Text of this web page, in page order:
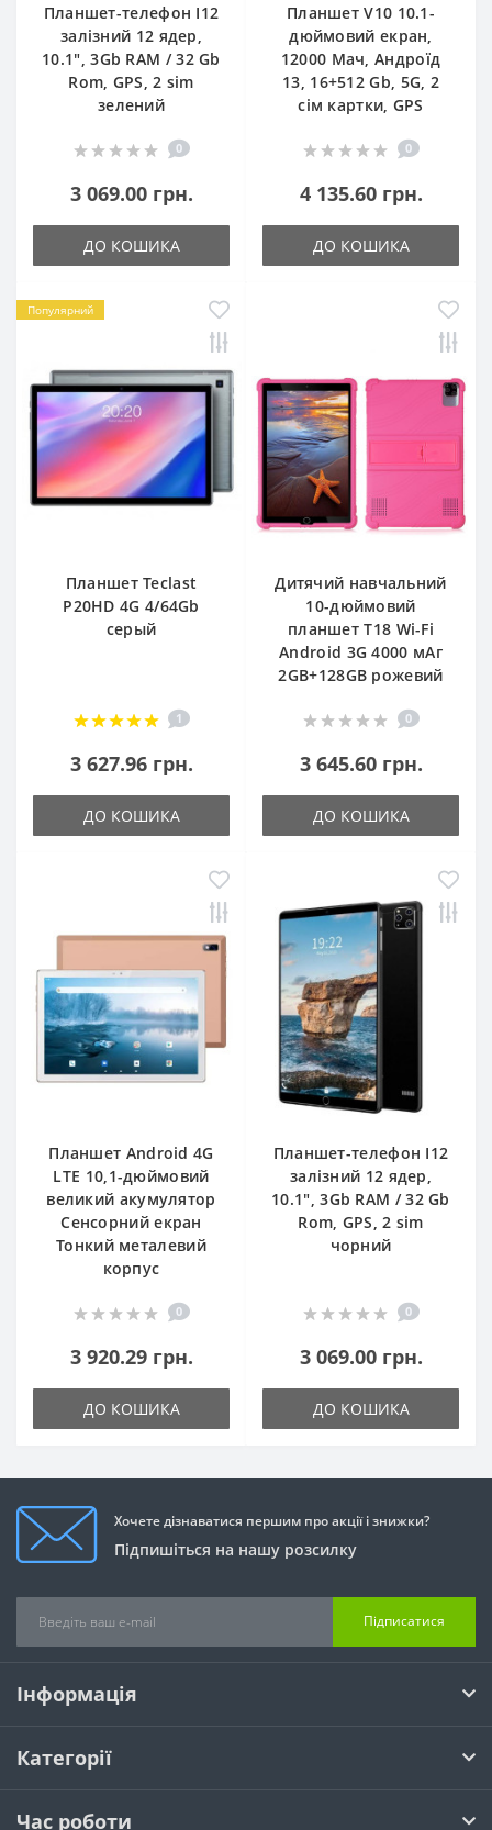
Планшет-телефон I12
залізний 12 ядер,
10.1", 3Gb RAM / 32 Gb
Rom, GPS, 2 sim
зелений
0
3 069.00 грн.
ДО КОШИКА
Планшет V10 10.1-
дюймовий екран,
12000 Мач, Андроїд
13, 16+512 Gb, 5G, 2
сім картки, GPS
0
4 135.60 грн.
ДО КОШИКА
Популярний
Планшет Teclast
P20HD 4G 4/64Gb
серый
1
3 627.96 грн.
ДО КОШИКА
Дитячий навчальний
10-дюймовий
планшет Т18 Wi-Fi
Android 3G 4000 мАг
2GB+128GB рожевий
0
3 645.60 грн.
ДО КОШИКА
Планшет Android 4G
LTE 10,1-дюймовий
великий акумулятор
Сенсорний екран
Тонкий металевий
корпус
0
3 920.29 грн.
ДО КОШИКА
Планшет-телефон I12
залізний 12 ядер,
10.1", 3Gb RAM / 32 Gb
Rom, GPS, 2 sim
чорний
0
3 069.00 грн.
ДО КОШИКА
Хочете дізнаватися першим про акції і знижки?
Підпишіться на нашу розсилку
Підписатися
Інформація
Категорії
Час роботи